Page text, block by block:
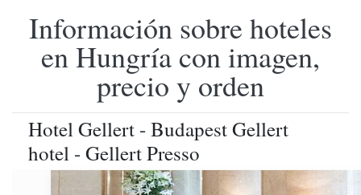
Información sobre hoteles
en Hungría con imagen,
precio y orden
Hotel Gellert - Budapest Gellert
hotel - Gellert Presso